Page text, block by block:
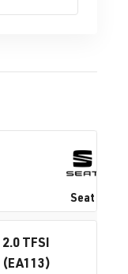
Seat
2.0 TFSI
(EA113)